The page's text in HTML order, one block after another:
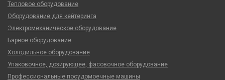
Тепловое оборудование
Оборудование для кейтеринга
Электромеханическое оборудование
Барное оборудование
Холодильное оборудование
Упаковочное, дозирующее, фасовочное оборудование
Профессиональные посудомоечные машины